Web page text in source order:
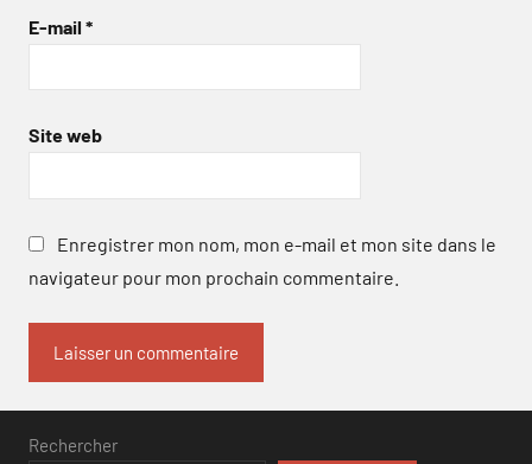
E-mail *
Site web
Enregistrer mon nom, mon e-mail et mon site dans le
navigateur pour mon prochain commentaire.
Rechercher